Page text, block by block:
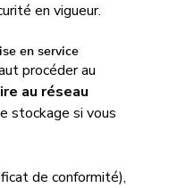
en vigueur.
en service
procéder au
au réseau
stockage si vous
de conformité),